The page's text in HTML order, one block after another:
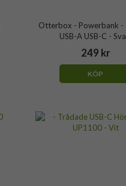
Otterbox - Powerbank -
USB-A USB-C -
249 kr
KÖP